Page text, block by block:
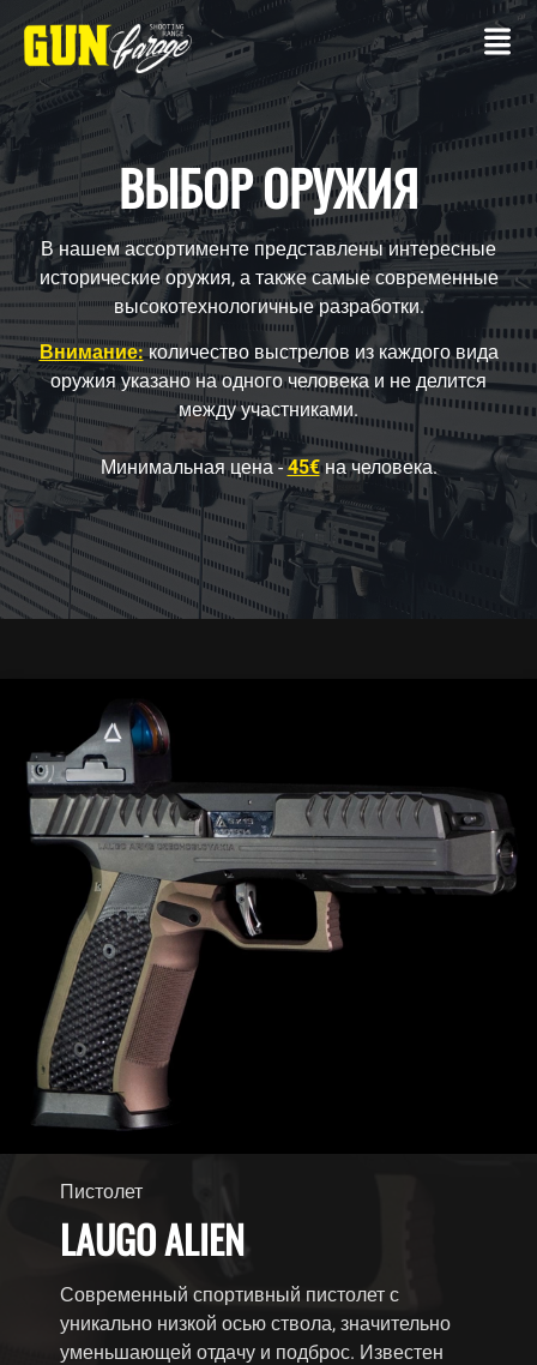
ВЫБОР ОРУЖИЯ
В нашем ассортименте представлены интересные
исторические оружия, а также самые современные
высокотехнологичные разработки.
Внимание:количество выстрелов из каждого вида
оружия указано на одного человека и не делится
между участниками.
Минимальная цена -45€на человека.
Пистолет
LAUGO ALIEN
Современный спортивный пистолет с
уникально низкой осью ствола, значительно
уменьшающей отдачу и подброс. Известен
КОНТАКТ
СТРЕЛКОВЫЙ
ТИР
Со
своим
оружием
Пакеты
УСЛУГИ
Мероприятия
Курсы
Хранение
Подарочные
карты
ОРУЖИЕ